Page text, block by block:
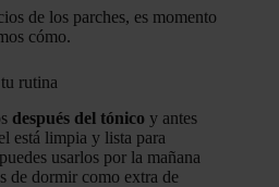
de los parches, es momento
cómo.
rutina
después del tónico y antes
está limpia y lista para
usarlos por la mañana
de dormir como extra de